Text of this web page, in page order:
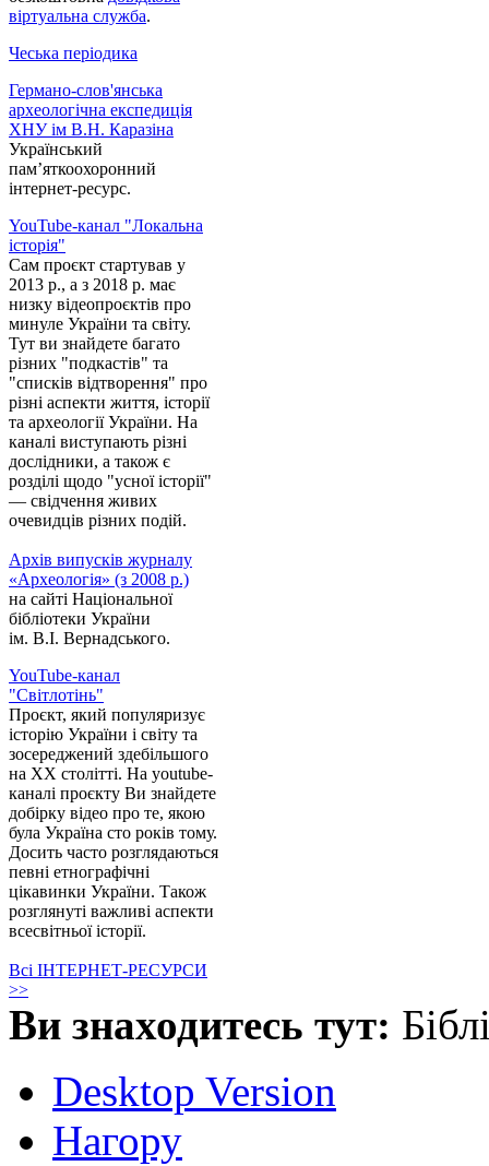
віртуальна служба.
Чеська періодика
Германо-слов'янська
археологічна експедиція
ХНУ ім В.Н. Каразіна
Український
пам’яткоохоронний
інтернет-ресурс.
YouTube-канал "Локальна
історія"
Сам проєкт стартував у
2013 р., а з 2018 р. має
низку відеопроєктів про
минуле України та світу.
Тут ви знайдете багато
різних "подкастів" та
"списків відтворення" про
різні аспекти життя, історії
та археології України. На
каналі виступають різні
дослідники, а також є
розділі щодо "усної історії"
— свідчення живих
очевидців різних подій.
Архів випусків журналу
«Археологія» (з 2008 р.)
на сайті Національної
бібліотеки України
ім. В.І. Вернадського.
YouTube-канал
"Світлотінь"
Проєкт, який популяризує
історію України і світу та
зосереджений здебільшого
на XX столітті. На youtube-
каналі проєкту Ви знайдете
добірку відео про те, якою
була Україна сто років тому.
Досить часто розглядаються
певні етнографічні
цікавинки України. Також
розглянуті важливі аспекти
всесвітньої історії.
Всі ІНТЕРНЕТ-РЕСУРСИ
>>
Ви знаходитесь тут:
Desktop Version
Нагору